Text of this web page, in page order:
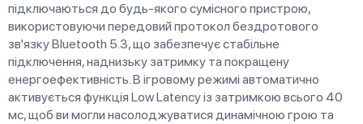
підключаються до будь-якого сумісного пристрою,
використовуючи передовий протокол бездротового
зв'язку Bluetooth 5.3, що забезпечує стабільне
підключення, наднизьку затримку та покращену
енергоефективність. В ігровому режимі автоматично
активується функція Low Latency із затримкою всього 40
мс, щоб ви могли насолоджуватися динамічною грою та